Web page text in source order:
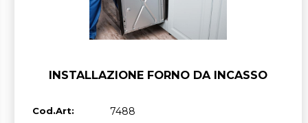
INSTALLAZIONE FORNO DA INCASSO
Cod.Art: 7488